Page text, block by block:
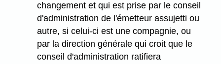
changement et qui est prise par le conseil
d'administration de l'émetteur assujetti ou
autre, si celui-ci est une compagnie, ou
par la direction générale qui croit que le
conseil d'administration ratifiera